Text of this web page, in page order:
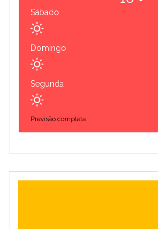
Sábado
Domingo
Segunda
Previsão completa